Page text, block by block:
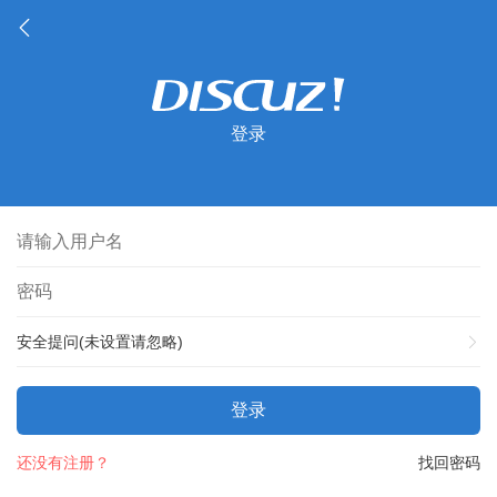
登录
安全提问(未设置请忽略)
登录
找回密码
还没有注册？